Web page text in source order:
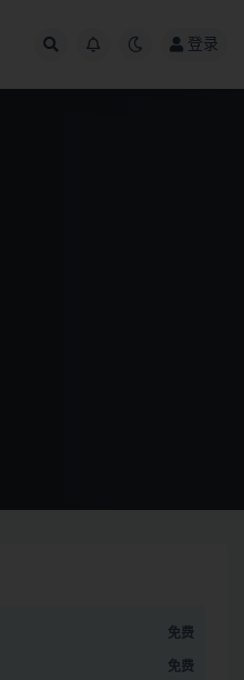
登录
免费
免费